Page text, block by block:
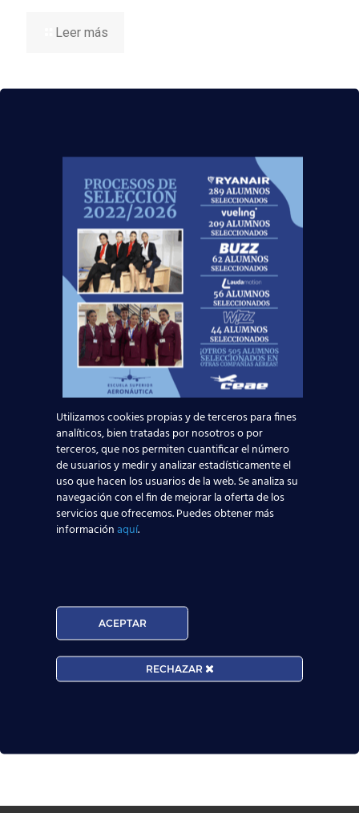
Leer más
Curso:
Edad:
Acepto laPolítica de Privacidad
EUROCOLLEGE OXFORD ENGLISH INSTITUTE S.L.
le informa que tratará los datos personales que
facilite con la finalidad de gestionar su consulta y
darle respuesta. Puede ejercer sus derechos de
protección de datos a través del e-mail
escuelasuperioraeronautica.com. Para más
Utilizamos cookies propias y de terceros para fines
analíticos, bien tratadas por nosotros o por
terceros, que nos permiten cuantificar el número
de usuarios y medir y analizar estadísticamente el
uso que hacen los usuarios de la web. Se analiza su
navegación con el fin de mejorar la oferta de los
servicios que ofrecemos. Puedes obtener más
informaciónaquí.
ACEPTAR
RECHAZAR